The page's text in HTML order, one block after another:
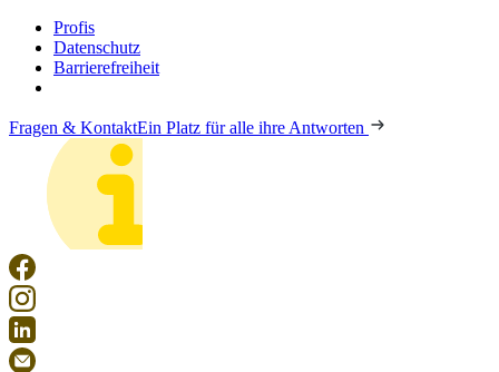
Profis
Datenschutz
Barrierefreiheit
Fragen & KontaktEin Platz für alle ihre Antworten